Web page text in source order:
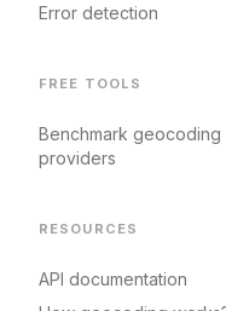
Error detection
FREE TOOLS
Benchmark geocoding
providers
RESOURCES
API documentation